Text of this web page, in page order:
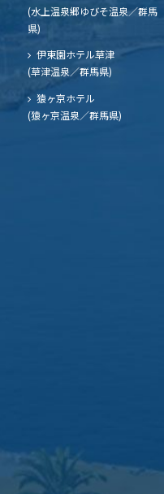
(水上温泉郷ゆびそ温泉／群馬
県)
伊東園ホテル草津
(草津温泉／群馬県)
猿ヶ京ホテル
(猿ヶ京温泉／群馬県)